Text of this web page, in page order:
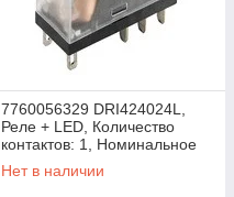
7760056329 DRI424024L,
Реле + LED, Количество
контактов: 1, Номинальное
напряжение: 24 В DC
Нет в наличии